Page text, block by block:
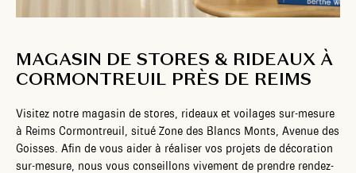
MAGASIN DE STORES & RIDEAUX À
CORMONTREUIL PRÈS DE REIMS
Visitez notre magasin de stores, rideaux et voilages sur-mesure
à Reims Cormontreuil, situé Zone des Blancs Monts, Avenue des
Goisses. Afin de vous aider à réaliser vos projets de décoration
sur-mesure, nous vous conseillons vivement de prendre rendez-